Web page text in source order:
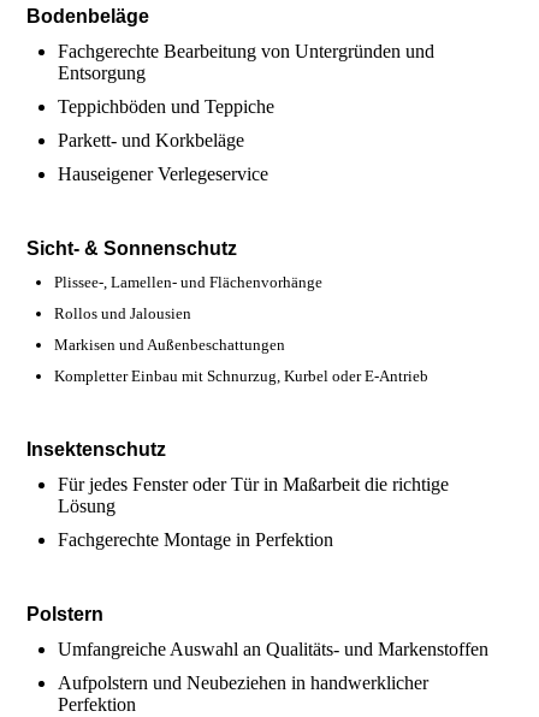
Bodenbeläge
Fachgerechte Bearbeitung von Untergründen und
Entsorgung
Teppichböden und Teppiche
Parkett- und Korkbeläge
Hauseigener Verlegeservice
Sicht- & Sonnenschutz
Plissee-, Lamellen- und Flächenvorhänge
Rollos und Jalousien
Markisen und Außenbeschattungen
Kompletter Einbau mit Schnurzug, Kurbel oder E-Antrieb
Insektenschutz
Für jedes Fenster oder Tür in Maßarbeit die richtige
Lösung
Fachgerechte Montage in Perfektion
Polstern
Umfangreiche Auswahl an Qualitäts- und Markenstoffen
Aufpolstern und Neubeziehen in handwerklicher
Perfektion